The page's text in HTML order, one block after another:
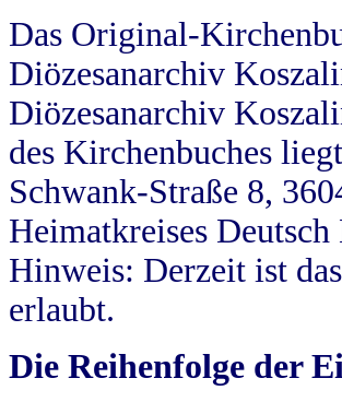
Das Original-
Diözesanarchiv
Diözesanarchiv
des Kirchenbuches
Schwank-Straße 8,
Heimatkreises
Hinweis: Derzeit ist
erlaubt.
Die Reihenfolge der